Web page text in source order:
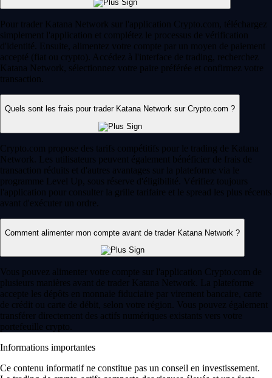
Pour trader Katana Network sur l'application Crypto.com, téléchargez
simplement l'application et complétez le processus de vérification
d'identité. Ensuite, alimentez votre compte par un moyen de paiement
accepté (fiat ou crypto). Accédez à l'interface de trading, recherchez
Katana Network, sélectionnez votre paire préférée et confirmez votre
transaction.
Quels sont les frais pour trader Katana Network sur Crypto.com ?
Crypto.com propose des tarifs compétitifs pour le trading de Katana
Network. Les utilisateurs peuvent également bénéficier de frais de
transaction réduits et d'autres avantages sur la plateforme via le
programme Level Up, sous réserve d'éligibilité. Vérifiez toujours
l'application pour consulter la grille tarifaire et le spread les plus récents
avant d'exécuter un ordre.
Comment alimenter mon compte avant de trader Katana Network ?
Vous pouvez alimenter votre compte sur l'application Crypto.com de
plusieurs manières avant de trader Katana Network. La plateforme
accepte les dépôts en monnaie fiduciaire par virement bancaire, carte
de crédit ou carte de débit, selon votre région. Vous pouvez également
transférer directement des actifs numériques existants vers votre
portefeuille crypto.
Informations importantes
Ce contenu informatif ne constitue pas un conseil en investissement.